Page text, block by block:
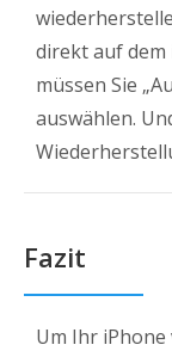
direkt auf dem
müssen Sie
auswählen.
Fazit
Um Ihr